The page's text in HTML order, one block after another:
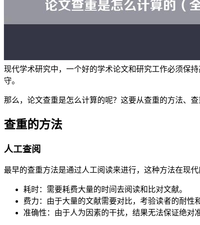
现代学术研究中，一个好的学术论文和研究工作必须保
守。
那么，论文查重是怎么计算的呢？这要从查重的方法、
查重的方法
人工查阅
最早的查重方法是通过人工阅读来进行，这种方法在现
耗时：需要耗费大量的时间去阅读和比对文献。
费力：由于大量的文献需要对比，考验读者的耐性
准确性：由于人为因素的干扰，结果无法保证绝对